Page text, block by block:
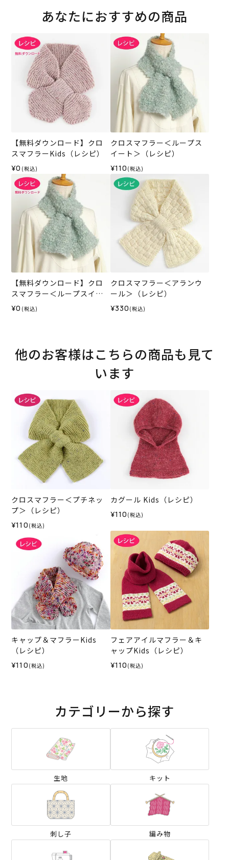
あなたにおすすめの商品
【無料ダウンロード】クロ
スマフラーKids（レシピ）
¥0 (税込)
クロスマフラー＜ループス
イート＞（レシピ）
¥110 (税込)
【無料ダウンロード】クロ
スマフラー＜ループスイー
ト＞（レシピ）
¥0 (税込)
クロスマフラー＜アランウ
ール＞（レシピ）
¥330 (税込)
他のお客様はこちらの商品も見て
います
クロスマフラー＜プチネッ
プ＞（レシピ）
¥110 (税込)
カグール Kids（レシピ）
¥110 (税込)
キャップ＆マフラーKids
（レシピ）
¥110 (税込)
フェアアイルマフラー＆キ
ャップKids（レシピ）
¥110 (税込)
カテゴリーから探す
生地 キット
刺し子 編み物